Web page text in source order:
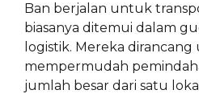
Ban berjalan untuk
biasanya ditemui dalam
logistik. Mereka
mempermudah
jumlah besar dari satu